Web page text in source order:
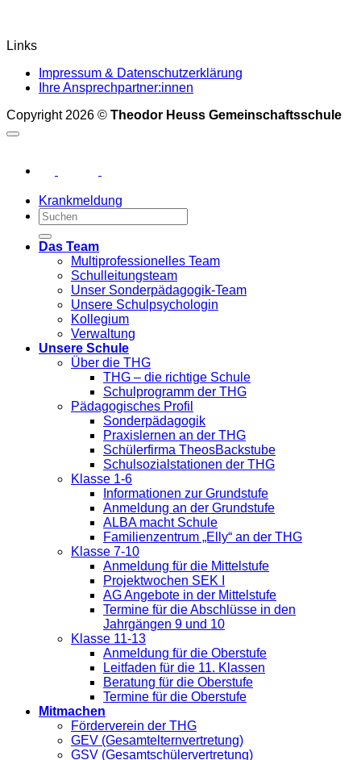
Links
Impressum & Datenschutzerklärung
Ihre Ansprechpartner:innen
Copyright 2026 © Theodor Heuss Gemeinschaftsschule
Krankmeldung
Das Team
Multiprofessionelles Team
Schulleitungsteam
Unser Sonderpädagogik-Team
Unsere Schulpsychologin
Kollegium
Verwaltung
Unsere Schule
Über die THG
THG – die richtige Schule
Schulprogramm der THG
Pädagogisches Profil
Sonderpädagogik
Praxislernen an der THG
Schülerfirma TheosBackstube
Schulsozialstationen der THG
Klasse 1-6
Informationen zur Grundstufe
Anmeldung an der Grundstufe
ALBA macht Schule
Familienzentrum „Elly“ an der THG
Klasse 7-10
Anmeldung für die Mittelstufe
Projektwochen SEK I
AG Angebote in der Mittelstufe
Termine für die Abschlüsse in den
Jahrgängen 9 und 10
Klasse 11-13
Anmeldung für die Oberstufe
Leitfaden für die 11. Klassen
Beratung für die Oberstufe
Termine für die Oberstufe
Mitmachen
Förderverein der THG
GEV (Gesamtelternvertretung)
GSV (Gesamtschülervertretung)